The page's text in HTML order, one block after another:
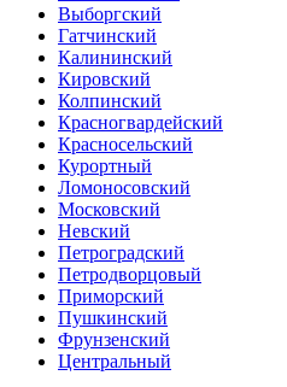
Выборгский
Гатчинский
Калининский
Кировский
Колпинский
Красногвардейский
Красносельский
Курортный
Ломоносовский
Московский
Невский
Петроградский
Петродворцовый
Приморский
Пушкинский
Фрунзенский
Центральный